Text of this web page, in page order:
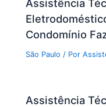
Assistência
Condomínio
São Paulo / Por
Assistência